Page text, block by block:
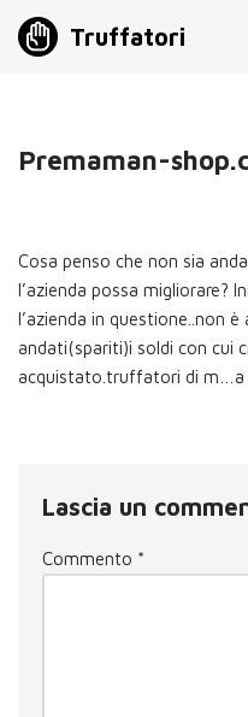
Truffatori
Premaman-
Cosa penso che non sia
l’azienda possa migliorare?
l’azienda in questione..non
andati(spariti)i soldi con cui
acquistato.truffatori di m…a
Lascia un
Commento *